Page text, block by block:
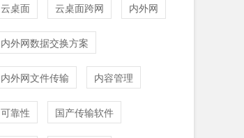
云桌面 云桌面跨网 内外网
内外网数据交换方案
内外网文件传输 内容管理
可靠性 国产传输软件